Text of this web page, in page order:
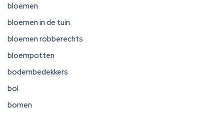
bloemen
bloemen in de tuin
bloemen robberechts
bloempotten
bodembedekkers
bol
bomen